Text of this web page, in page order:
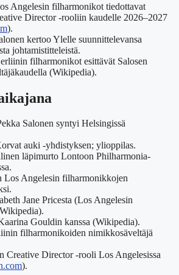
Angelesin filharmonikot tiedottavat
Director -rooliin kaudelle 2026–2027
).
kertoo Ylelle suunnittelevansa
johtamistitteleistä.
filharmonikot esittävät Salosen
(Wikipedia).
Salonen syntyi Helsingissä
auki -yhdistyksen; ylioppilas.
läpimurto Lontoon Philharmonia-
Los Angelesin filharmonikkojen
Jane Pricesta (Los Angelesin
Gouldin kanssa (Wikipedia).
filharmonikoiden nimikkosäveltäjä
Creative Director -rooli Los Angelesissa
).